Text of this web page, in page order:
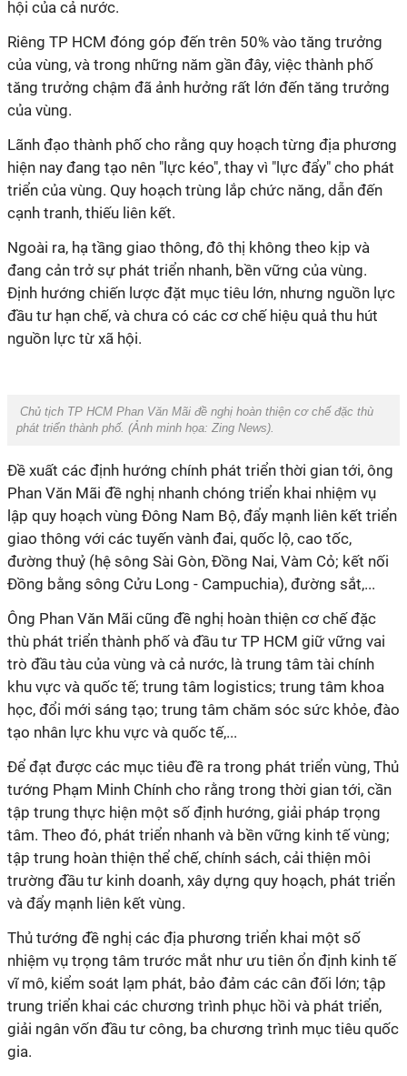
hội của cả nước.
Riêng TP HCM đóng góp đến trên 50% vào tăng trưởng
của vùng, và trong những năm gần đây, việc thành phố
tăng trưởng chậm đã ảnh hưởng rất lớn đến tăng trưởng
của vùng.
Lãnh đạo thành phố cho rằng quy hoạch từng địa phương
hiện nay đang tạo nên "lực kéo", thay vì "lực đẩy" cho phát
triển của vùng. Quy hoạch trùng lắp chức năng, dẫn đến
cạnh tranh, thiếu liên kết.
Ngoài ra, hạ tầng giao thông, đô thị không theo kịp và
đang cản trở sự phát triển nhanh, bền vững của vùng.
Định hướng chiến lược đặt mục tiêu lớn, nhưng nguồn lực
đầu tư hạn chế, và chưa có các cơ chế hiệu quả thu hút
nguồn lực từ xã hội.
Chủ tịch TP HCM Phan Văn Mãi đề nghị hoàn thiện cơ chế đặc thù
phát triển thành phố. (Ảnh minh họa: Zing News).
Đề xuất các định hướng chính phát triển thời gian tới, ông
Phan Văn Mãi đề nghị nhanh chóng triển khai nhiệm vụ
lập quy hoạch vùng Đông Nam Bộ, đẩy mạnh liên kết triển
giao thông với các tuyến vành đai, quốc lộ, cao tốc,
đường thuỷ (hệ sông Sài Gòn, Đồng Nai, Vàm Cỏ; kết nối
Đồng bằng sông Cửu Long - Campuchia), đường sắt,...
Ông Phan Văn Mãi cũng đề nghị hoàn thiện cơ chế đặc
thù phát triển thành phố và đầu tư TP HCM giữ vững vai
trò đầu tàu của vùng và cả nước, là trung tâm tài chính
khu vực và quốc tế; trung tâm logistics; trung tâm khoa
học, đổi mới sáng tạo; trung tâm chăm sóc sức khỏe, đào
tạo nhân lực khu vực và quốc tế,...
Để đạt được các mục tiêu đề ra trong phát triển vùng, Thủ
tướng Phạm Minh Chính cho rằng trong thời gian tới, cần
tập trung thực hiện một số định hướng, giải pháp trọng
tâm. Theo đó, phát triển nhanh và bền vững kinh tế vùng;
tập trung hoàn thiện thể chế, chính sách, cải thiện môi
trường đầu tư kinh doanh, xây dựng quy hoạch, phát triển
và đẩy mạnh liên kết vùng.
Thủ tướng đề nghị các địa phương triển khai một số
nhiệm vụ trọng tâm trước mắt như ưu tiên ổn định kinh tế
vĩ mô, kiểm soát lạm phát, bảo đảm các cân đối lớn; tập
trung triển khai các chương trình phục hồi và phát triển,
giải ngân vốn đầu tư công, ba chương trình mục tiêu quốc
gia.